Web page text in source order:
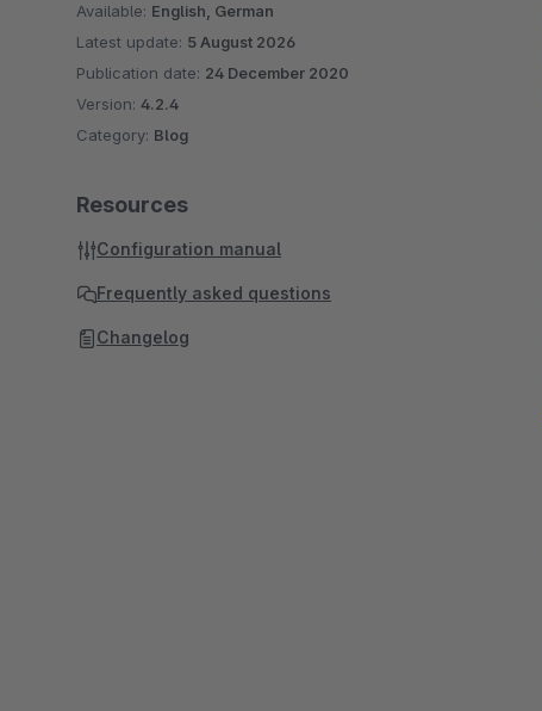
Available: English, German
Latest update: 5 August 2026
Publication date: 24 December 2020
Version: 4.2.4
Category: Blog
Resources
Configuration manual
Frequently asked questions
Changelog